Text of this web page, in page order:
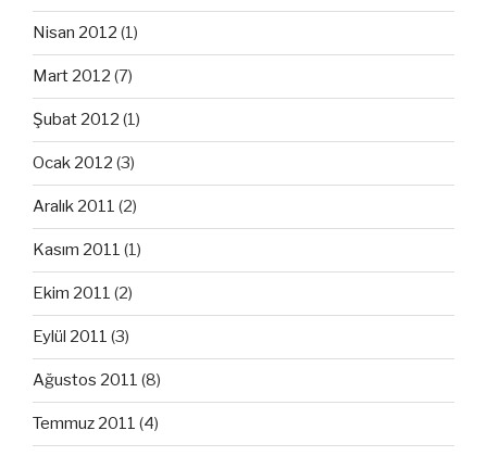
Nisan 2012 (1)
Mart 2012 (7)
Şubat 2012 (1)
Ocak 2012 (3)
Aralık 2011 (2)
Kasım 2011 (1)
Ekim 2011 (2)
Eylül 2011 (3)
Ağustos 2011 (8)
Temmuz 2011 (4)